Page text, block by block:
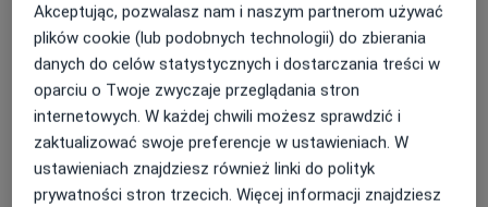
Konsultacja pediatryczna
300 zł Szczegóły Umów wizytę
Konsultacja online
260 zł Szczegóły Umów wizytę
Konsultacja nefrologiczna
Akceptując, pozwalasz nam i naszym partnerom używać
plików cookie (lub podobnych technologii) do zbierania
danych do celów statystycznych i dostarczania treści w
oparciu o Twoje zwyczaje przeglądania stron
internetowych. W każdej chwili możesz sprawdzić i
zaktualizować swoje preferencje w ustawieniach. W
ustawieniach znajdziesz również linki do polityk
prywatności stron trzecich. Więcej informacji znajdziesz